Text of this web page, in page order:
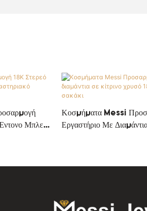
Μπλε
Κοσμήματα Messi
Εργαστήριο Με